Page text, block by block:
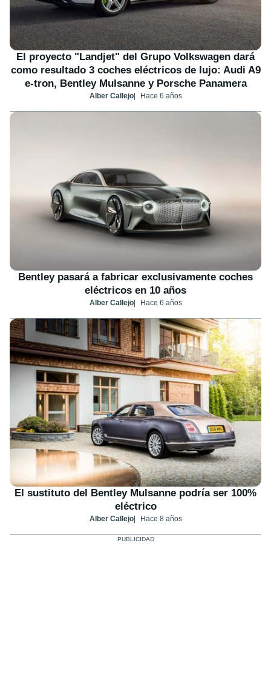
El proyecto "Landjet" del Grupo Volkswagen dará
como resultado 3 coches eléctricos de lujo: Audi A9
e-tron, Bentley Mulsanne y Porsche Panamera
Alber Callejo Hace 6 años
Bentley pasará a fabricar exclusivamente coches
eléctricos en 10 años
Alber Callejo Hace 6 años
El sustituto del Bentley Mulsanne podría ser 100%
eléctrico
Alber Callejo Hace 8 años